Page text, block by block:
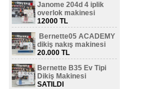
Janome 204d 4 iplik
overlok makinesi
12000 TL
Bernette05 ACADEMY
dikiş nakış makinesi
20.000 TL
Bernette B35 Ev Tipi
Dikiş Makinesi
SATILDI